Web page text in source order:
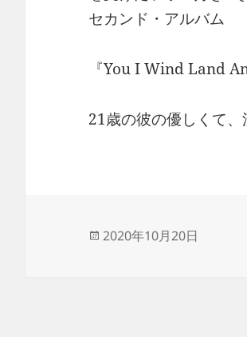
セカンド・アルバム
『You I Wind Land
21歳の彼の優しくて
投
2020年10月20日